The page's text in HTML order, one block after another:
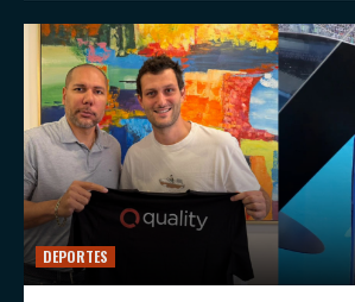
DEPORTES